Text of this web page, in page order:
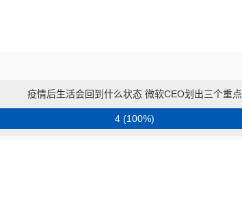
疫情后生活会回到什么状态 微软CEO划出三个重点
4 (100%)